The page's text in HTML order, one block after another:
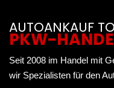
AUTOANKAUF
PKW-
Seit 2008 im Handel mit
wir Spezialisten für den